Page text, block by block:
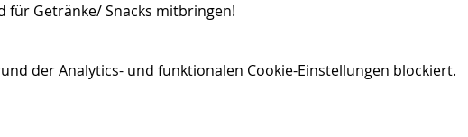
für Getränke/ Snacks mitbringen!
der Analytics- und funktionalen Cookie-Einstellungen blockiert.